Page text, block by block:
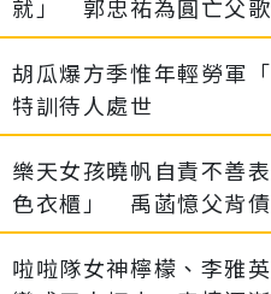
就」 郭忠祐為圓亡父
胡瓜爆方季惟年輕勞軍
特訓待人處世
樂天女孩曉帆自責不善
色衣櫃」 禹菡憶父背
啦啦隊女神檸檬、李雅